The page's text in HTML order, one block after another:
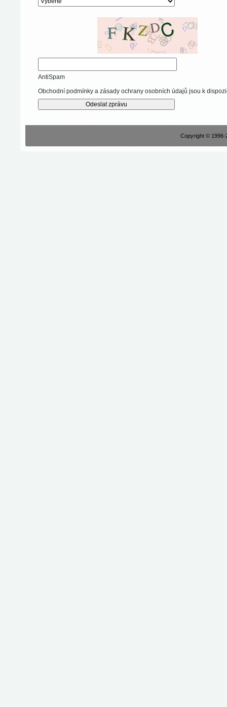
AntiSpam
Obchodní podmínky a zásady ochrany osobních údajů jsou k
Copyright © 1996-